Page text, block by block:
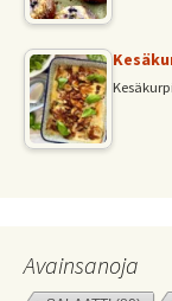
Avainsanoja